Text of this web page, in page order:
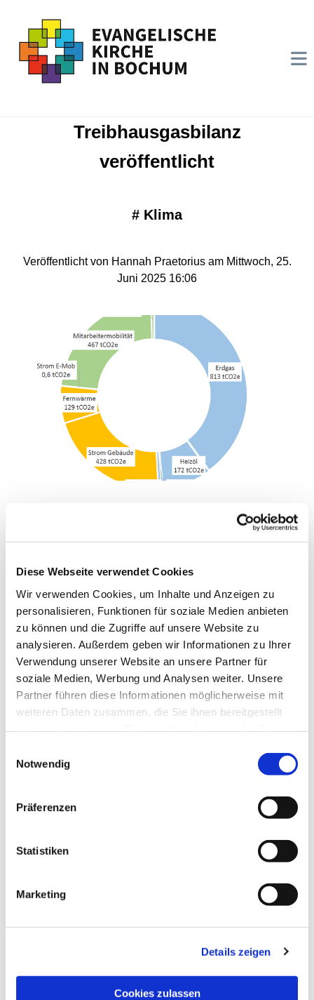
Diese Webseite verwendet Cookies
Wir verwenden Cookies, um Inhalte und Anzeigen zu
personalisieren, Funktionen für soziale Medien anbieten
zu können und die Zugriffe auf unsere Website zu
analysieren. Außerdem geben wir Informationen zu Ihrer
Verwendung unserer Website an unsere Partner für
soziale Medien, Werbung und Analysen weiter. Unsere
Partner führen diese Informationen möglicherweise mit
weiteren Daten zusammen, die Sie ihnen bereitgestellt
Notwendig
Präferenzen
Statistiken
Marketing
Details zeigen
Cookies zulassen
Treibhausgasbilanz
veröffentlicht
# Klima
Veröffentlicht von Hannah Praetorius am Mittwoch, 25.
Juni 2025 16:06
Unser Klimaschutzmanager Claus Truberg hat in
Kirchenkreises Bochum veröffentlicht.
Die Bilanz ist die Zusammenstellung aller THG-
Emissionen in den Bereichen "Gebäude" und
"Mobilität". Sie dient als Basis für die Visualisierung
der Bemühungen um Klimaschutz im Kirchenkreis.
Die Bilanz kann hier eingesehen und heruntergeladen
werden.
Dies könnte Sie auch